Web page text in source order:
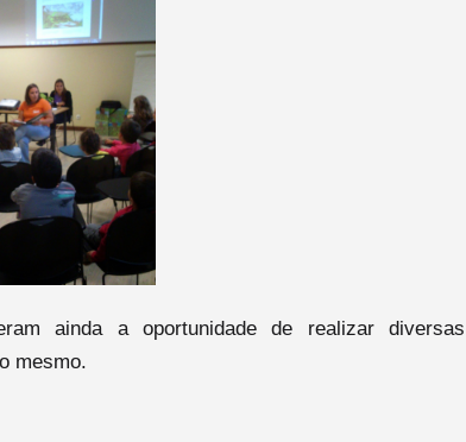
ainda a oportunidade de realizar diversas
mesmo.